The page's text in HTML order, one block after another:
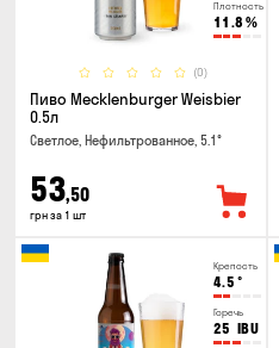
Плотность
11.8 %
(0)
Пиво Mecklenburger Weisbier
0.5л
Светлое, Нефильтрованное, 5.1°
53,50
грн за 1 шт
Крепость
4.5 °
Горечь
25 IBU